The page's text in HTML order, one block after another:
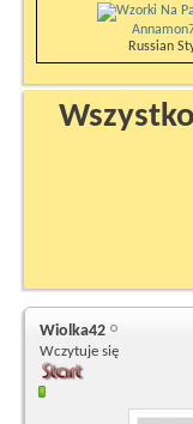
Russian
Wiolka42
Wczytuje się